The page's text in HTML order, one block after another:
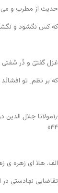
حدیث از مطرب و می
که کس نگشود و
غزل گفتیّ و دُر
که بر نظم ِ تو
۱٫مولانا جلال
۴۴»
الف. هلا ای زهره ی
تقاضایی نهادستی در